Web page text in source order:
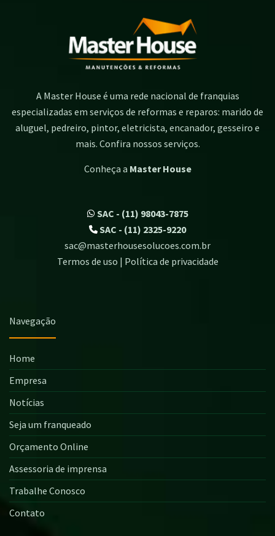
A Master House é uma rede nacional de franquias
especializadas em serviços de reformas e reparos: marido de
aluguel, pedreiro, pintor, eletricista, encanador, gesseiro e
mais. Confira nossos serviços.
Conheça a Master House
SAC - (11) 98043-7875
SAC - (11) 2325-9220
sac@masterhousesolucoes.com.br
Termos de uso | Política de privacidade
Navegação
Home
Empresa
Notícias
Seja um franqueado
Orçamento Online
Assessoria de imprensa
Trabalhe Conosco
Contato